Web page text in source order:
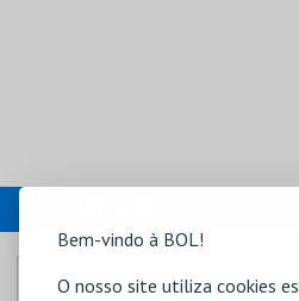
Bem-vindo à BOL!
O nosso site utiliza cookies